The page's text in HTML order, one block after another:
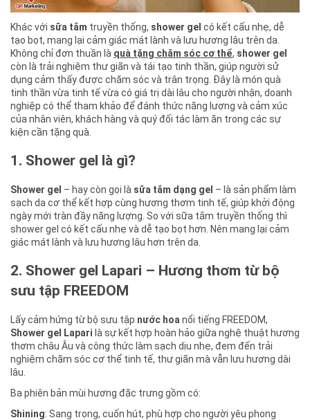
Khác với sữa tắm truyền thống, shower gel có kết cấu nhẹ, dễ
tạo bọt, mang lại cảm giác mát lành và lưu hương lâu trên da.
Không chỉ đơn thuần là quà tặng chăm sóc cơ thể, shower gel
còn là trải nghiệm thư giãn và tái tạo tinh thần, giúp người sử
dụng cảm thấy được chăm sóc và trân trọng. Đây là món quà
tinh thần vừa tinh tế vừa có giá trị dài lâu cho người nhận, doanh
nghiệp có thể tham khảo để đánh thức năng lượng và cảm xúc
của nhân viên, khách hàng và quý đối tác làm ăn trong các sự
kiện cần tặng quà.
1. Shower gel là gì?
Shower gel – hay còn gọi là sữa tắm dạng gel – là sản phẩm làm
sạch da cơ thể kết hợp cùng hương thơm tinh tế, giúp khởi động
ngày mới tràn đầy năng lượng. So với sữa tắm truyền thống thì
shower gel có kết cấu nhẹ và dễ tạo bọt hơn. Nên mang lại cảm
giác mát lành và lưu hương lâu hơn trên da.
2. Shower gel Lapari – Hương thơm từ bộ
sưu tập FREEDOM
Lấy cảm hứng từ bộ sưu tập nước hoa nổi tiếng FREEDOM,
Shower gel Lapari là sự kết hợp hoàn hảo giữa nghệ thuật hương
thơm châu Âu và công thức làm sạch dịu nhẹ, đem đến trải
nghiệm chăm sóc cơ thể tinh tế, thư giãn mà vẫn lưu hương dài
lâu.
Ba phiên bản mùi hương đặc trưng gồm có:
Shining: Sang trọng, cuốn hút, phù hợp cho người yêu phong